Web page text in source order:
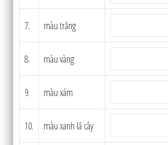
7. màu trắng
8. màu vàng
9. màu xám
10. màu xanh lá cây